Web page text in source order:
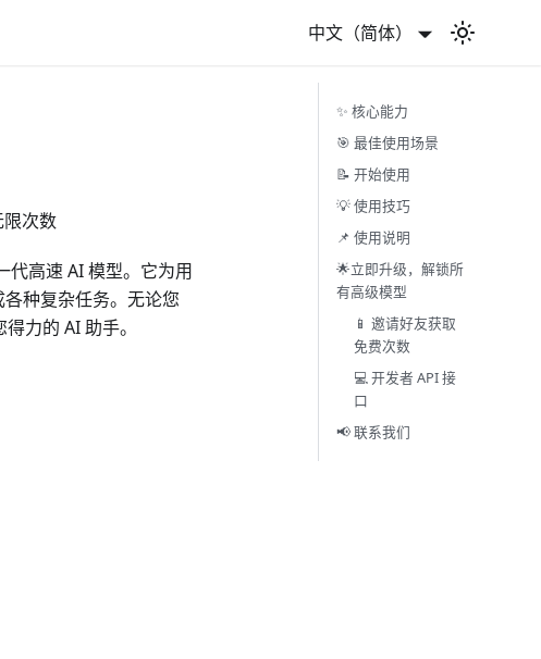
中文（简体）
次数
高速 AI 模型。它为用
种复杂任务。无论您
力的 AI 助手。
✨ 核心能力
🎯 最佳使用场景
📝 开始使用
💡 使用技巧
📌 使用说明
🌟立即升级，解锁所
有高级模型
📱 邀请好友获取
免费次数
💻 开发者 API 接
口
📢 联系我们